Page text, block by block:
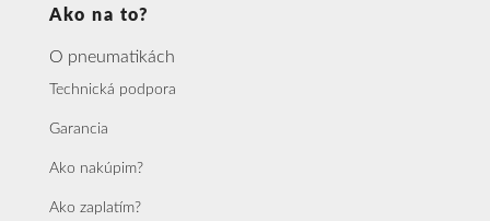
Ako na to?
O pneumatikách
Technická podpora
Garancia
Ako nakúpim?
Ako zaplatím?